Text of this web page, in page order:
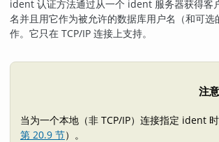
ident 认证方法通过从一个 ident 服务器获得客
名并且用它作为被允许的数据库用户名（和可选
作。它只在 TCP/IP 连接上支持。
注意
当为一个本地（非 TCP/IP）连接指定 ident
第 20.9 节）。